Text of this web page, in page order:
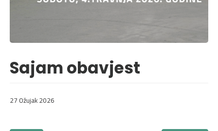
Sajam obavjest
27 Ožujak 2026